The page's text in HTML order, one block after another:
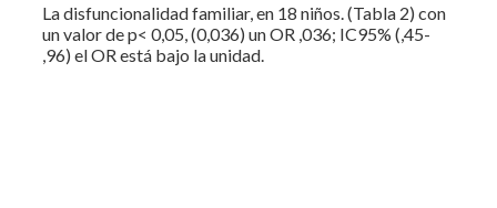
La disfuncionalidad familiar, en 18 niños. (Tabla 2) con
un valor de p< 0,05, (0,036) un OR ,036; IC95% (,45-
,96) el OR está bajo la unidad.